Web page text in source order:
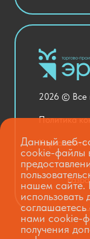
Столовая и
Оснащение
2026 © Все
Политика
Карта сайта
Данный веб-
cookie-файлы
нашем сайте.
нами cookie-
получения